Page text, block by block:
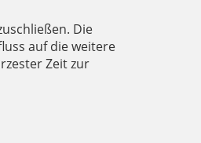
Die
auf die weitere
Zeit zur